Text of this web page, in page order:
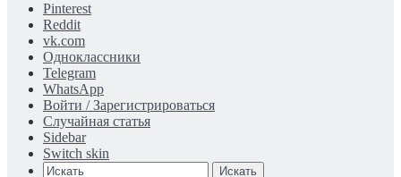
Pinterest
Reddit
vk.com
Одноклассники
Telegram
WhatsApp
Войти / Зарегистрироваться
Случайная статья
Sidebar
Switch skin
Искать